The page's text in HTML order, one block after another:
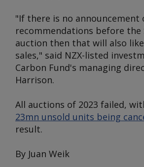
"If there is no announcement
recommendations before the
auction then that will also
sales," said NZX-listed
Carbon Fund's managing
Harrison.
All auctions of 2023 failed,
23mn unsold units being
result.
By Juan Weik